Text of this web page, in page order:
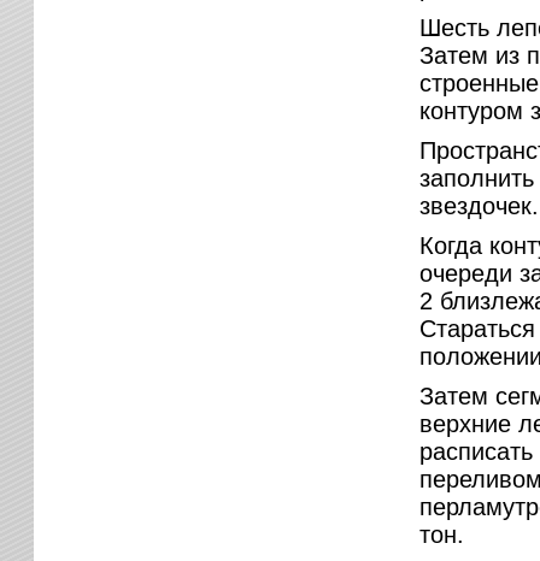
Шесть
Затем из
контуром
звездочек.
Когда
очереди
2
Затем
верхние
тон.